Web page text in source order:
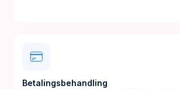
Betalingsbehandling